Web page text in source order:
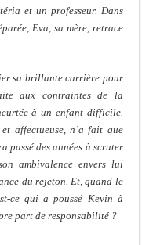
et un professeur. Dans
Eva, sa mère, retrace
sa brillante carrière pour
aux contraintes de la
à un enfant difficile.
affectueuse, n’a fait que
passé des années à scruter
ambivalence envers lui
du rejeton. Et, quand le
ce qui a poussé Kevin à
part de responsabilité ?